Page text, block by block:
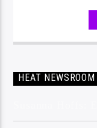
HEAT NEWSROOM